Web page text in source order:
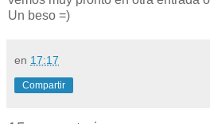
Un beso =)
en 17:17
Compartir